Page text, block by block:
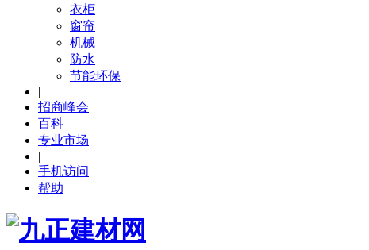
衣柜
窗帘
机械
防水
节能环保
|
招商峰会
百科
专业市场
|
手机访问
帮助